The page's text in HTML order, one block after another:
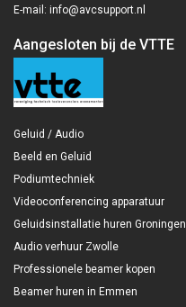
E-mail: info@avcsupport.nl
Aangesloten bij de VTTE
Geluid / Audio
Beeld en Geluid
Podiumtechniek
Videoconferencing apparatuur
Geluidsinstallatie huren Groningen
Audio verhuur Zwolle
Professionele beamer kopen
Beamer huren in Emmen